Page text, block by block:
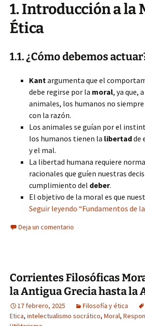
1. Introducción a la
Ética
1.1. ¿Cómo debemos
Kantargumenta que el
debe regirse por la moral, ya que,
animales, los humanos no siempre
con la razón.
Los animales se guían por el
los humanos tienen la libertadde
y el mal.
La libertad humana requiere
racionales que guíen nuestras
cumplimiento del deber.
El objetivo de la moral es que
Seguir leyendo “Fundamentos de
Deja un comentario
Corrientes Filosóficas
la Antigua Grecia hasta la
17 febrero, 2025 Filosofía y ética
Etica, intelectualismo socrático, Moral,